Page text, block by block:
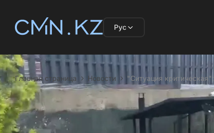
Рус
Главная страница Новости "Ситуация